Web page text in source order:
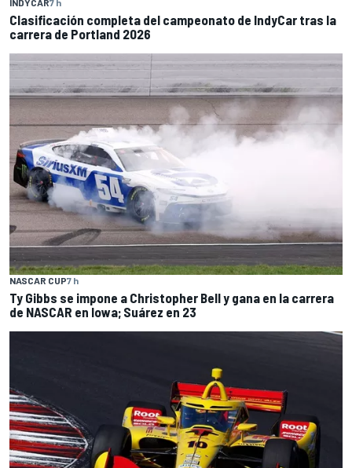
Clasificación completa del campeonato de IndyCar tras la
carrera de Portland 2026
NASCAR CUP7 h
Ty Gibbs se impone a Christopher Bell y gana en la carrera
de NASCAR en Iowa; Suárez en 23